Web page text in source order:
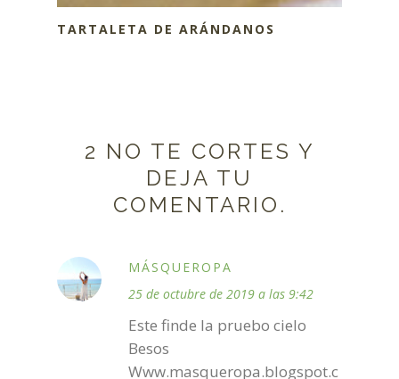
TARTALETA DE ARÁNDANOS
2 NO TE CORTES Y
DEJA TU
COMENTARIO.
MÁSQUEROPA
25 de octubre de 2019 a las 9:42
Este finde la pruebo cielo
Besos
Www.masqueropa.blogspot.c